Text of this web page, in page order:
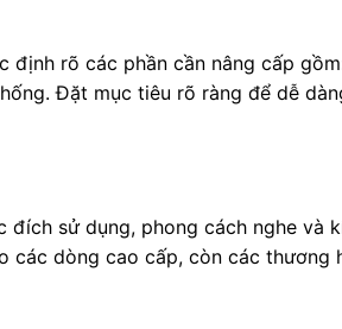
định rõ các phần cần nâng cấp
Đặt mục tiêu rõ ràng để dễ
sử dụng, phong cách nghe và
các dòng cao cấp, còn các